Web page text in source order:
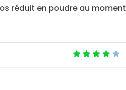
réduit en poudre au moment